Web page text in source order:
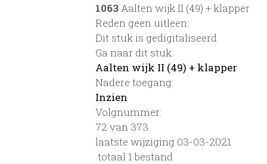
1063Aalten wijk II (49) + klapper
Reden geen uitleen:
Dit stuk is gedigitaliseerd
Ga naar dit stuk:
Aalten wijk II (49) + klapper
Nadere toegang:
Inzien
Volgnummer:
72 van 373
laatste wijziging 03-03-2021
totaal 1 bestand